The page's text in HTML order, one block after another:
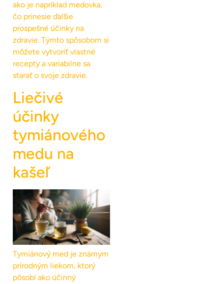
ako je napríklad medovka,
čo prinesie ďalšie
prospešné účinky na
zdravie. Týmto spôsobom si
môžete vytvoriť vlastné
recepty a variabilne sa
starať o svoje zdravie.
Liečivé
účinky
tymiánového
medu na
kašeľ
Tymiánový med je známym
prírodným liekom, ktorý
pôsobí ako účinný